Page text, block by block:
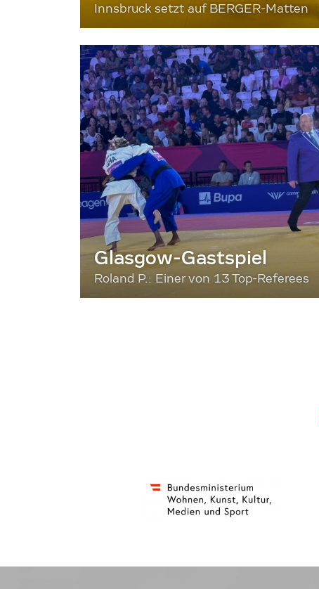
Innsbruck setzt auf BERGER-Matten
Glasgow-Gastspiel
Roland P.: Einer von 13 Top-Referees